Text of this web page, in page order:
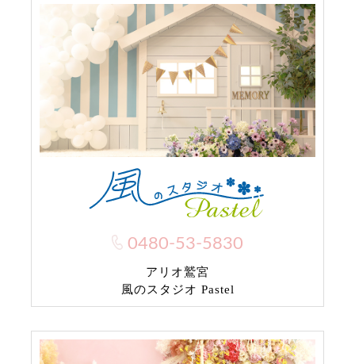
0480-53-5830
アリオ鷲宮
風のスタジオ Pastel